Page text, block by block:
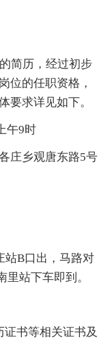
简历，经过初步
位的任职资格，
要求详见如下。
午9时
庄乡观唐东路5号
站B口出，马路对
里站下车即到。
书等相关证书及